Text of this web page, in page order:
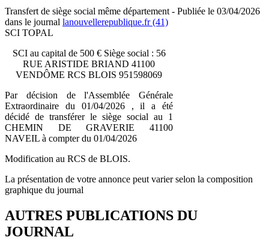
Transfert de siège social même département - Publiée le 03/04/2026
dans le journal lanouvellerepublique.fr (41)
SCI TOPAL
SCI au capital de 500 € Siège social : 56
RUE ARISTIDE BRIAND 41100
VENDÔME RCS BLOIS 951598069
Par décision de l'Assemblée Générale
Extraordinaire du 01/04/2026 , il a été
décidé de transférer le siège social au 1
CHEMIN DE GRAVERIE 41100
NAVEIL à compter du 01/04/2026
Modification au RCS de BLOIS.
La présentation de votre annonce peut varier selon la composition
graphique du journal
AUTRES PUBLICATIONS DU
JOURNAL